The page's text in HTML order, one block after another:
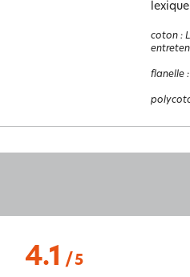
coton :
flanelle :
4.1/ 5